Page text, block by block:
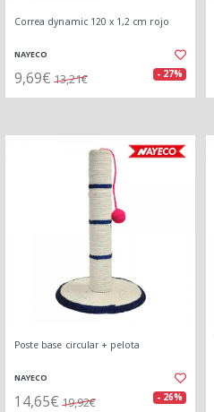
Correa dynamic 120 x 1,2 cm rojo
NAYECO
9,69€ 13,21€ - 27%
Poste base circular + pelota
NAYECO
14,65€ 19,92€ - 26%